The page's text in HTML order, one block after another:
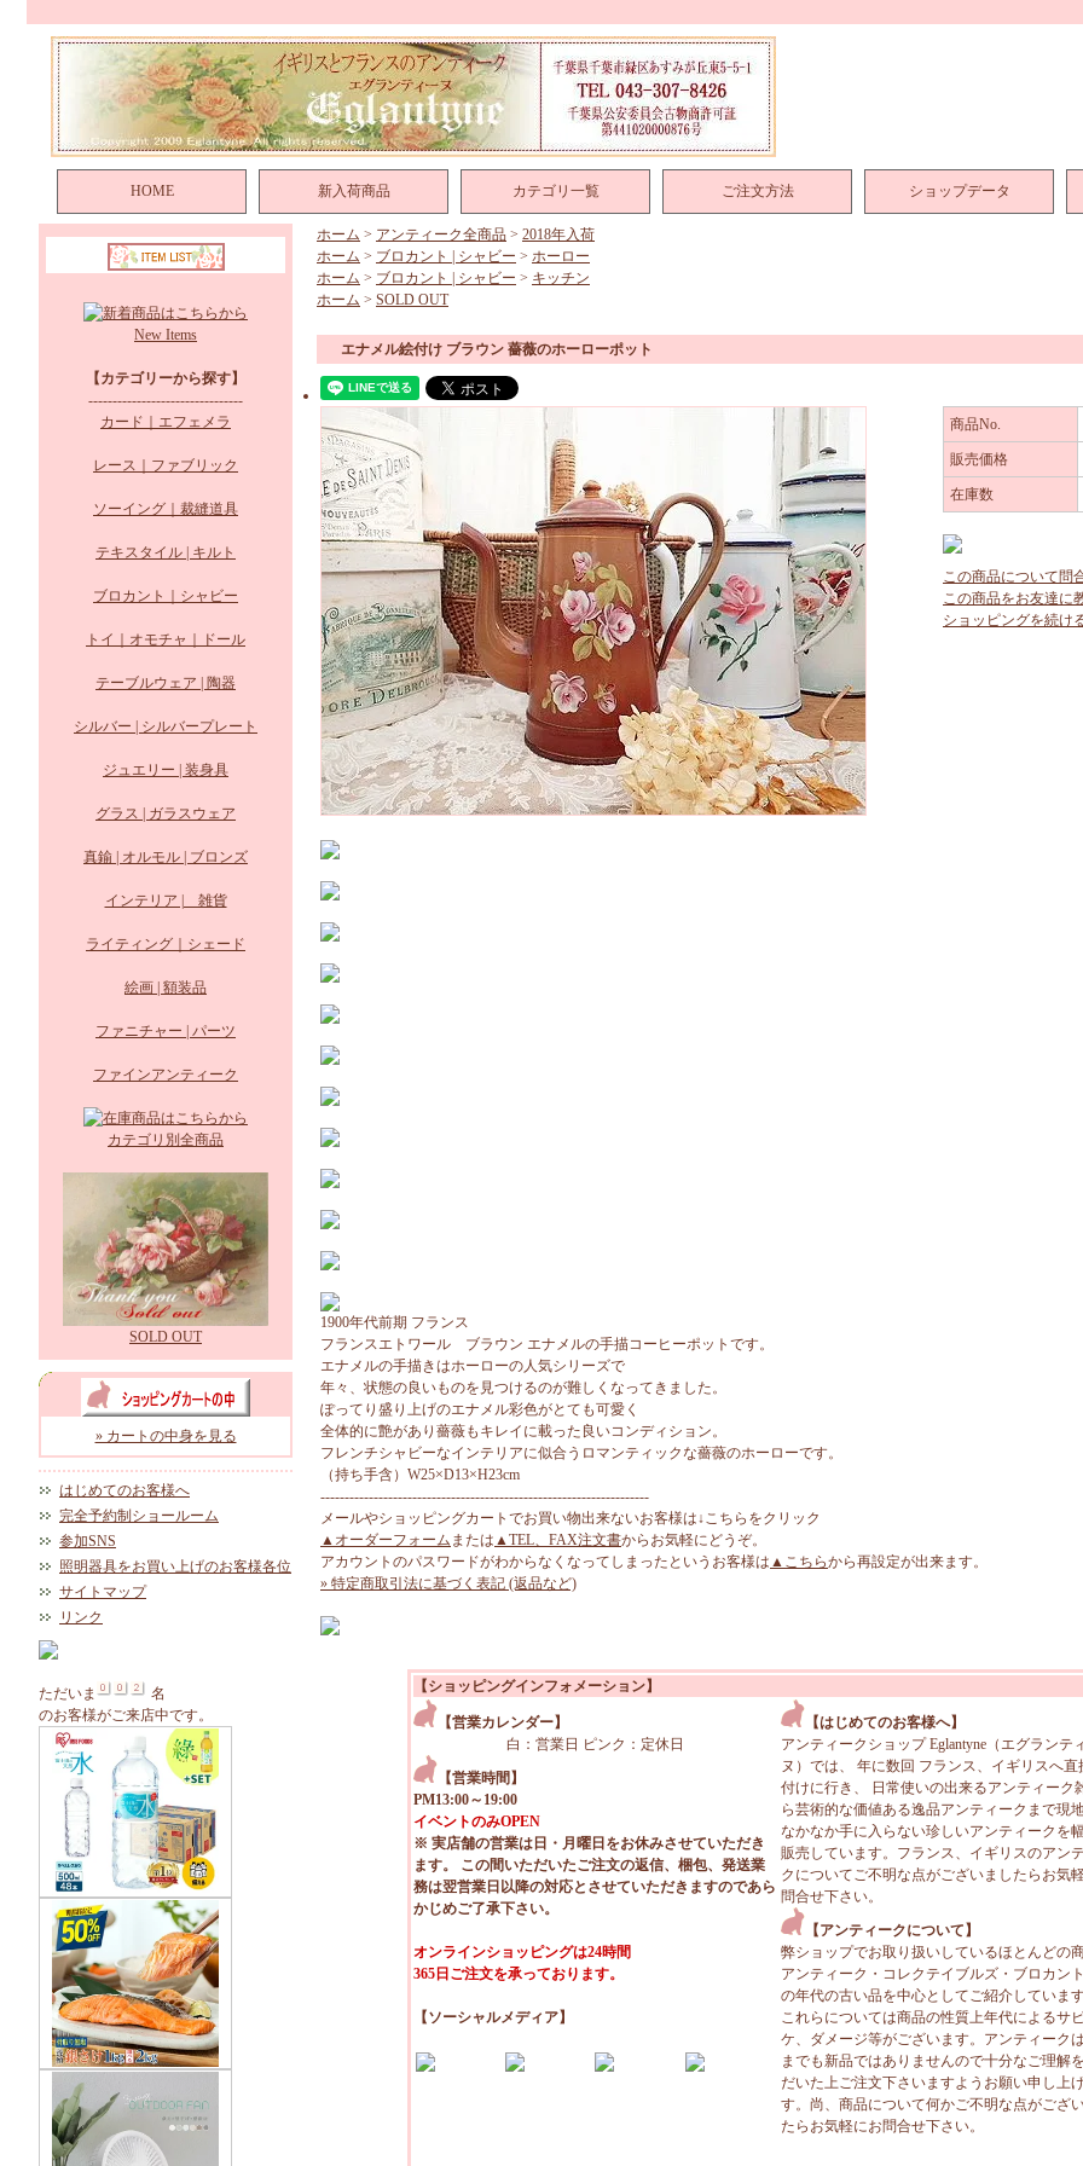
HOME 新入荷商品 カテゴリ一覧 ご注文方法 ショップデータ
New Items
【カテゴリーから探す】
--------------------------------
カード｜エフェメラ
レース｜ファブリック
ソーイング｜裁縫道具
テキスタイル | キルト
ブロカント｜シャビー
トイ｜オモチャ｜ドール
テーブルウェア | 陶器
シルバー | シルバープレート
ジュエリー | 装身具
グラス | ガラスウェア
真鍮 | オルモル | ブロンズ
インテリア | 雑貨
ライティング｜シェード
絵画 | 額装品
ファニチャー | パーツ
ファインアンティーク
カテゴリ別全商品
SOLD OUT
» カートの中身を見る
はじめてのお客様へ
完全予約制ショールーム
参加SNS
照明器具をお買い上げのお客様各位
サイトマップ
リンク
ただいま
名
のお客様がご来店中です。
ホーム > アンティーク全商品 > 2018年入荷
ホーム > ブロカント | シャビー > ホーロー
ホーム > ブロカント | シャビー > キッチン
ホーム > SOLD OUT
エナメル絵付け ブラウン 薔薇のホーローポット
商品No.
販売価格
在庫数
この商品について問
この商品をお友達に
ショッピングを続け
1900年代前期 フランス
フランスエトワール ブラウン エナメルの手描コーヒーポットです。
エナメルの手描きはホーローの人気シリーズで
年々、状態の良いものを見つけるのが難しくなってきました。
ぽってり盛り上げのエナメル彩色がとても可愛く
全体的に艶があり薔薇もキレイに載った良いコンディション。
フレンチシャビーなインテリアに似合うロマンティックな薔薇のホーローです。
（持ち手含）W25×D13×H23cm
--------------------------------------------------------------------
メールやショッピングカートでお買い物出来ないお客様は↓こちらをクリック
▲オーダーフォーム または ▲TEL、FAX注文書からお気軽にどうぞ。
アカウントのパスワードがわからなくなってしまったというお客様は ▲こちらから再設定が出来ます。
» 特定商取引法に基づく表記 (返品など)
【ショッピングインフォメーション】
【営業カレンダー】
白：営業日 ピンク：定休日
【営業時間】
PM13:00～19:00
イベントのみOPEN
※ 実店舗の営業は日・月曜日をお休みさせていただき
ます。 この間いただいたご注文の返信、梱包、発送業
務は翌営業日以降の対応とさせていただきますのであら
かじめご了承下さい。
オンラインショッピングは24時間
365日ご注文を承っております。
【ソーシャルメディア】
【はじめてのお客様へ】
アンティークショップ Eglantyne（エグランテ
ヌ）では、 年に数回 フランス、イギリスへ直
付けに行き、 日常使いの出来るアンティーク
ら芸術的な価値ある逸品アンティークまで現
なかなか手に入らない珍しいアンティークを
販売しています。フランス、イギリスのアン
クについてご不明な点がございましたらお気
問合せ下さい。
【アンティークについて】
弊ショップでお取り扱いしているほとんどの
アンティーク・コレクテイブルズ・ブロカン
の年代の古い品を中心としてご紹介しています
これらについては商品の性質上年代によるサ
ケ、ダメージ等がございます。アンティーク
までも新品ではありませんので十分なご理解
だいた上ご注文下さいますようお願い申し上
す。尚、商品について何かご不明な点がござ
たらお気軽にお問合せ下さい。